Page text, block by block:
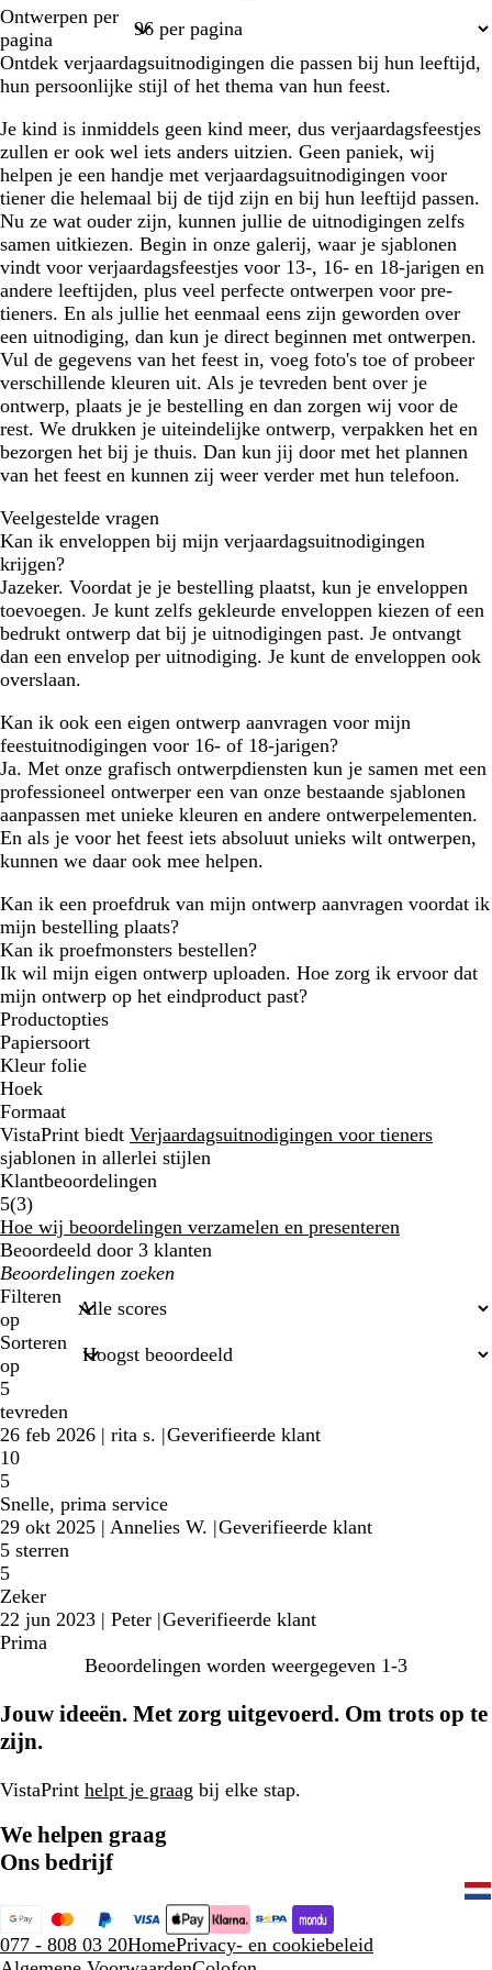
t
u
o
i
s
1
Ontwerpen per
pagina
Ontdek verjaardagsuitnodigingen die passen bij hun leeftijd,
hun persoonlijke stijl of het thema van hun feest.
Je kind is inmiddels geen kind meer, dus verjaardagsfeestjes
zullen er ook wel iets anders uitzien. Geen paniek, wij
helpen je een handje met verjaardagsuitnodigingen voor
tiener die helemaal bij de tijd zijn en bij hun leeftijd passen.
Nu ze wat ouder zijn, kunnen jullie de uitnodigingen zelfs
samen uitkiezen. Begin in onze galerij, waar je sjablonen
vindt voor verjaardagsfeestjes voor 13-, 16- en 18-jarigen en
andere leeftijden, plus veel perfecte ontwerpen voor pre-
tieners. En als jullie het eenmaal eens zijn geworden over
een uitnodiging, dan kun je direct beginnen met ontwerpen.
Vul de gegevens van het feest in, voeg foto's toe of probeer
verschillende kleuren uit. Als je tevreden bent over je
ontwerp, plaats je je bestelling en dan zorgen wij voor de
rest. We drukken je uiteindelijke ontwerp, verpakken het en
bezorgen het bij je thuis. Dan kun jij door met het plannen
van het feest en kunnen zij weer verder met hun telefoon.
Veelgestelde vragen
Kan ik enveloppen bij mijn verjaardagsuitnodigingen
krijgen?
Jazeker. Voordat je je bestelling plaatst, kun je enveloppen
toevoegen. Je kunt zelfs gekleurde enveloppen kiezen of een
bedrukt ontwerp dat bij je uitnodigingen past. Je ontvangt
dan een envelop per uitnodiging. Je kunt de enveloppen ook
overslaan.
Kan ik ook een eigen ontwerp aanvragen voor mijn
feestuitnodigingen voor 16- of 18-jarigen?
Ja. Met onze grafisch ontwerpdiensten kun je samen met een
professioneel ontwerper een van onze bestaande sjablonen
aanpassen met unieke kleuren en andere ontwerpelementen.
En als je voor het feest iets absoluut unieks wilt ontwerpen,
kunnen we daar ook mee helpen.
Kan ik een proefdruk van mijn ontwerp aanvragen voordat ik
mijn bestelling plaats?
Kan ik proefmonsters bestellen?
Ik wil mijn eigen ontwerp uploaden. Hoe zorg ik ervoor dat
mijn ontwerp op het eindproduct past?
Productopties
Papiersoort
Kleur folie
Hoek
Formaat
VistaPrint biedt Verjaardagsuitnodigingen voor tieners
sjablonen in allerlei stijlen
Klantbeoordelingen
5(33
klantbeoordelingen
)
Hoe wij beoordelingen verzamelen en presenteren
Beoordeeld door 3 klanten
Mijn
zoekopdrachten
Filteren
op
Sorteren
op
5
tevreden
26 feb 2026 | rita s. |Geverifieerde klant
10
5
Snelle, prima service
29 okt 2025 | Annelies W. |Geverifieerde klant
5 sterren
5
Zeker
22 jun 2023 | Peter |Geverifieerde klant
Prima
Beoordelingen worden weergegeven 1-3
Jouw ideeën. Met zorg uitgevoerd. Om trots op te
zijn.
VistaPrint helpt je graag bij elke stap.
We helpen graag
Ons bedrijf
077 - 808 03 20HomePrivacy- en cookiebeleid